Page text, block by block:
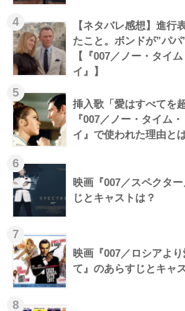
4
【ネタバレ感想】進行
たこと。ボンドが”パパ
【『007／ノー・タイ
イ』】
5
挿入歌「愛はすべてを
『007／ノー・タイム
イ』で使われた理由と
6
映画『007／スペクタ
じとキャストは？
7
映画『007／ロシアよ
て』のあらすじとキャ
8